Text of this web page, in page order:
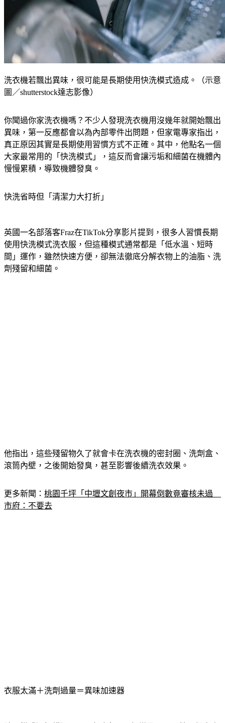
圖／shutterstock達志影像）
異味，第一反應都會以為內部零件出問題，但家電專家指出，
真正原因其實是長期使用習慣方式不正確。其中，他點名一個
大家最常用的「快洗模式」，這反而會讓污垢和細菌在機體內
慢慢累積，導致機體發臭。
使用快洗模式洗衣服，但這種模式通常都是「低水溫、短時
間」運作，雖然快速方便，卻無法徹底分解衣物上的油脂、洗
劑殘留和細菌。
滾筒內壁，之後開始發臭，甚至影響後續洗衣效果。
市府：不要去